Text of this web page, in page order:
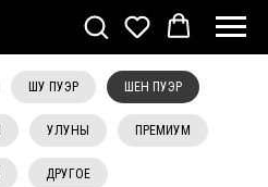
ШУ ПУЭР ШЕН ПУЭР
УЛУНЫ ПРЕМИУМ
ДРУГОЕ